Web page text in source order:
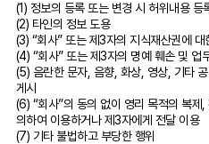
(1) 정보의 등록 또는 변경 시 허위내용 등
(2) 타인의 정보 도용
(3) “회사” 또는 제3자의 지식재산권에 대
(4) “회사” 또는 제3자의 명예 훼손 및 업
(5) 음란한 문자, 음향, 화상, 영상, 기타
게시
(6) “회사”의 동의 없이 영리 목적의 복제
의하여 이용하거나 제3자에게 전달 이용
(7) 기타 불법하고 부당한 행위